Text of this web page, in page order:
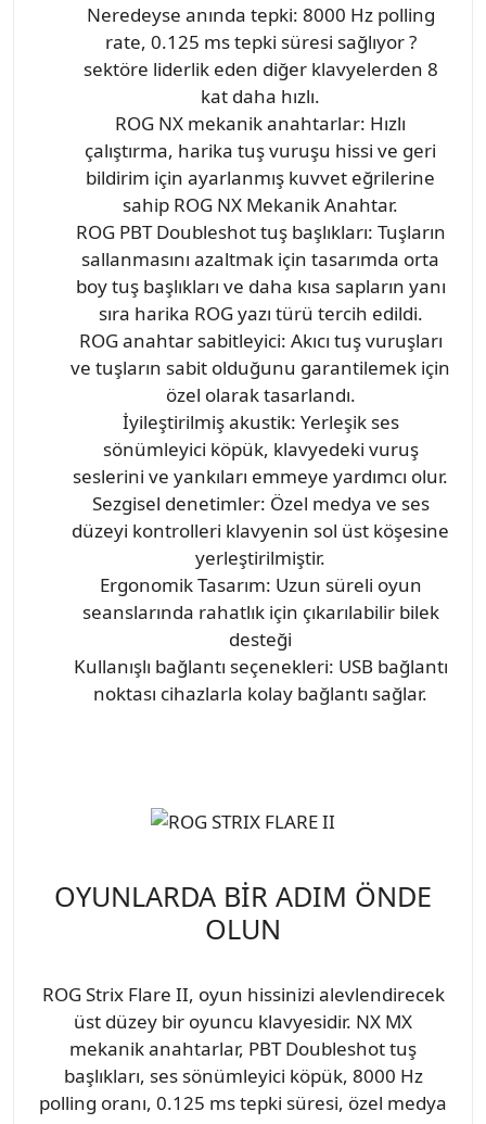
Neredeyse anında tepki: 8000 Hz polling
rate, 0.125 ms tepki süresi sağlıyor ?
sektöre liderlik eden diğer klavyelerden 8
kat daha hızlı.
ROG NX mekanik anahtarlar: Hızlı
çalıştırma, harika tuş vuruşu hissi ve geri
bildirim için ayarlanmış kuvvet eğrilerine
sahip ROG NX Mekanik Anahtar.
ROG PBT Doubleshot tuş başlıkları: Tuşların
sallanmasını azaltmak için tasarımda orta
boy tuş başlıkları ve daha kısa sapların yanı
sıra harika ROG yazı türü tercih edildi.
ROG anahtar sabitleyici: Akıcı tuş vuruşları
ve tuşların sabit olduğunu garantilemek için
özel olarak tasarlandı.
İyileştirilmiş akustik: Yerleşik ses
sönümleyici köpük, klavyedeki vuruş
seslerini ve yankıları emmeye yardımcı olur.
Sezgisel denetimler: Özel medya ve ses
düzeyi kontrolleri klavyenin sol üst köşesine
yerleştirilmiştir.
Ergonomik Tasarım: Uzun süreli oyun
seanslarında rahatlık için çıkarılabilir bilek
desteği
Kullanışlı bağlantı seçenekleri: USB bağlantı
noktası cihazlarla kolay bağlantı sağlar.
OYUNLARDA BİR ADIM ÖNDE
OLUN
ROG Strix Flare II, oyun hissinizi alevlendirecek
üst düzey bir oyuncu klavyesidir. NX MX
mekanik anahtarlar, PBT Doubleshot tuş
başlıkları, ses sönümleyici köpük, 8000 Hz
polling oranı, 0.125 ms tepki süresi, özel medya